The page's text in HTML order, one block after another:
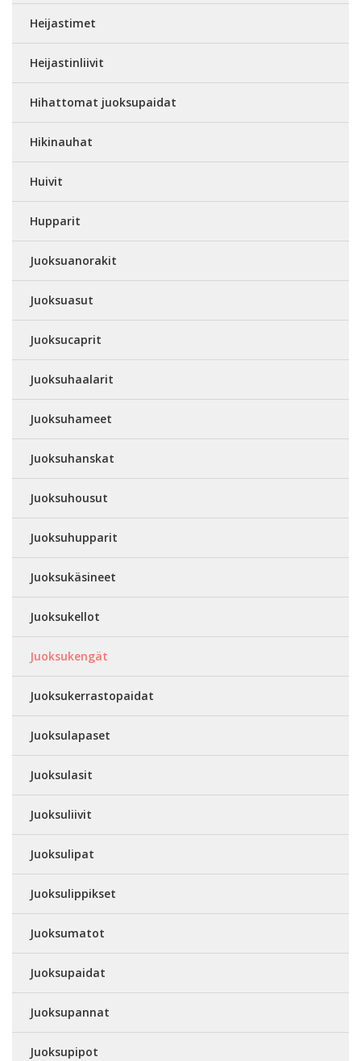
Heijastimet
Heijastinliivit
Hihattomat juoksupaidat
Hikinauhat
Huivit
Hupparit
Juoksuanorakit
Juoksuasut
Juoksucaprit
Juoksuhaalarit
Juoksuhameet
Juoksuhanskat
Juoksuhousut
Juoksuhupparit
Juoksukäsineet
Juoksukellot
Juoksukengät
Juoksukerrastopaidat
Juoksulapaset
Juoksulasit
Juoksuliivit
Juoksulipat
Juoksulippikset
Juoksumatot
Juoksupaidat
Juoksupannat
Juoksupipot